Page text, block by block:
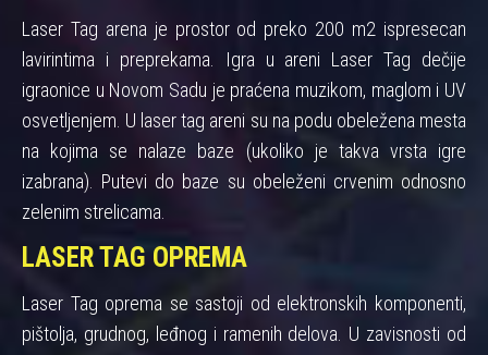
Laser Tag arena je prostor od preko 200 m2 ispresecan
lavirintima i preprekama. Igra u areni Laser Tag dečije
igraonice u Novom Sadu je praćena muzikom, maglom i UV
osvetljenjem. U laser tag areni su na podu obeležena mesta
na kojima se nalaze baze (ukoliko je takva vrsta igre
izabrana). Putevi do baze su obeleženi crvenim odnosno
zelenim strelicama.
LASER TAG OPREMA
Laser Tag oprema se sastoji od elektronskih komponenti,
pištolja, grudnog, leđnog i ramenih delova. U zavisnosti od